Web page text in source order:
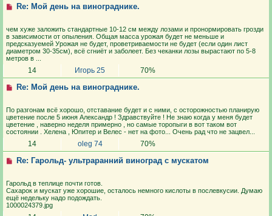
Re: Мой день на винограднике.
чем хуже заложить стандартные 10-12 см между лозами и пронормировать грозди
в зависимости от опыления. Общая масса урожая будет не меньше и
предсказуемей Урожая не будет, проветриваемости не будет (если один лист
диаметром 30-35см), всё сгниёт и заболеет. Без чеканки лозы вырастают по 5-8
метров в ...
14 Игорь 25 70%
Re: Мой день на винограднике.
По разгонам всё хорошо, отставание будет и с ними, с осторожностью планирую
цветение после 5 июня Александр ! Здравствуйте ! Не знаю когда у меня будет
цветение , наверно неделя примерно , но самые торопыги в вот таком вот
состоянии . Хелена , Юпитер и Велес - нет на фото... Очень рад что не зацвел...
14 oleg 74 70%
Re: Гарольд- ультраранний виноград с мускатом
Гарольд в теплице почти готов.
Сахарок и мускат уже хорошие, осталось немного кислоты в послевкусии. Думаю
ещё недельку надо подождать.
1000024379.jpg